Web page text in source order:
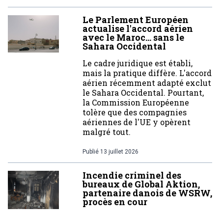
Le Parlement Européen
actualise l'accord aérien
avec le Maroc… sans le
Sahara Occidental
Le cadre juridique est établi,
mais la pratique diffère. L'accord
aérien récemment adapté exclut
le Sahara Occidental. Pourtant,
la Commission Européenne
tolère que des compagnies
aériennes de l'UE y opèrent
malgré tout.
Publié 13 juillet 2026
Incendie criminel des
bureaux de Global Aktion,
partenaire danois de WSRW,
procès en cour